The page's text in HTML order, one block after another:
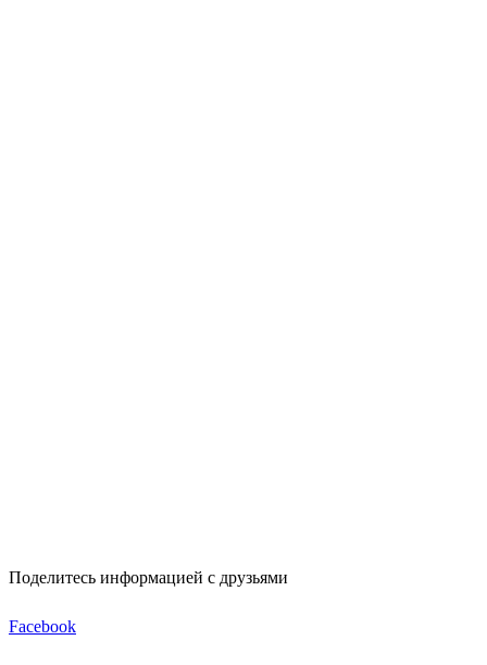
Поделитесь информацией с друзьями
Facebook